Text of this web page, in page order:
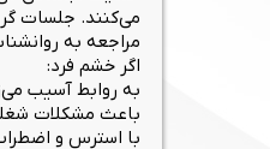
می‌کنند. جلسات
مراجعه به
اگر خشم فرد:
به روابط آسیب
باعث مشکلات
با استرس و